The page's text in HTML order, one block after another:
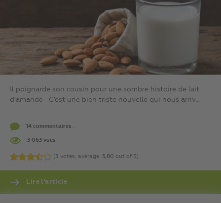
Il poignarde son cousin pour une sombre histoire de lait
d’amande C’est une bien triste nouvelle qui nous arriv...
14 commentaires .
3 063 vues
(5 votes, average: 3,80 out of 5)
Lire l’article